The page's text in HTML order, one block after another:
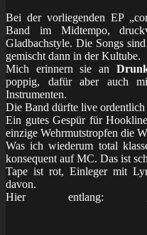
Bei der vorliegenden EP
Band im Midtempo,
Gladbachstyle. Die Songs
gemischt dann in der Kultube.
Mich erinnern sie an
poppig, dafür aber auch
Instrumenten.
Die Band dürfte live
Ein gutes Gespür für
einzige Wehrmutstropfen die
Was ich wiederum total
konsequent auf MC. Das ist
Tape ist rot, Einleger mit
davon.
Hier entlang: